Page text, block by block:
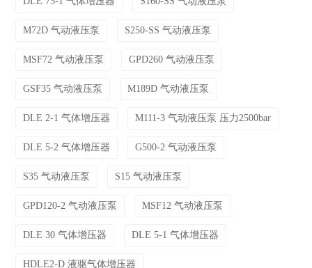
M72D 气动液压泵 S250-SS 气动液压泵
MSF72 气动液压泵 GPD260 气动液压泵
GSF35 气动液压泵 M189D 气动液压泵
DLE 2-1 气体增压器 M111-3 气动液压泵 压力2500bar
DLE 5-2 气体增压器 G500-2 气动液压泵
S35 气动液压泵 S15 气动液压泵
GPD120-2 气动液压泵 MSF12 气动液压泵
DLE 30 气体增压器 DLE 5-1 气体增压器
HDLE2-D 液驱气体增压器